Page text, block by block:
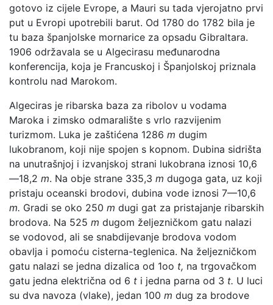
gotovo iz cijele Evrope, a Mauri su tada vjerojatno prvi
put u Evropi upotrebili barut. Od 1780 do 1782 bila je
tu baza španjolske mornarice za opsadu Gibraltara.
1906 održavala se u Algecirasu međunarodna
konferencija, koja je Francuskoj i Španjolskoj priznala
kontrolu nad Marokom.
Algeciras je ribarska baza za ribolov u vodama
Maroka i zimsko odmaralište s vrlo razvijenim
turizmom. Luka je zaštićena 1286 m dugim
lukobranom, koji nije spojen s kopnom. Dubina sidrišta
na unutrašnjoj i izvanjskoj strani lukobrana iznosi 10,6
—18,2 m. Na obje strane 335,3 m dugoga gata, uz koji
pristaju oceanski brodovi, dubina vode iznosi 7—10,6
m. Gradi se oko 250 m dugi gat za pristajanje ribarskih
brodova. Na 525 m dugom željezničkom gatu nalazi
se vodovod, ali se snabdijevanje brodova vodom
obavlja i pomoću cisterna-teglenica. Na željezničkom
gatu nalazi se jedna dizalica od 1oo t, na trgovačkom
gatu jedna električna od 6 t i jedna parna od 3 t. U luci
su dva navoza (vlake), jedan 100 m dug za brodove